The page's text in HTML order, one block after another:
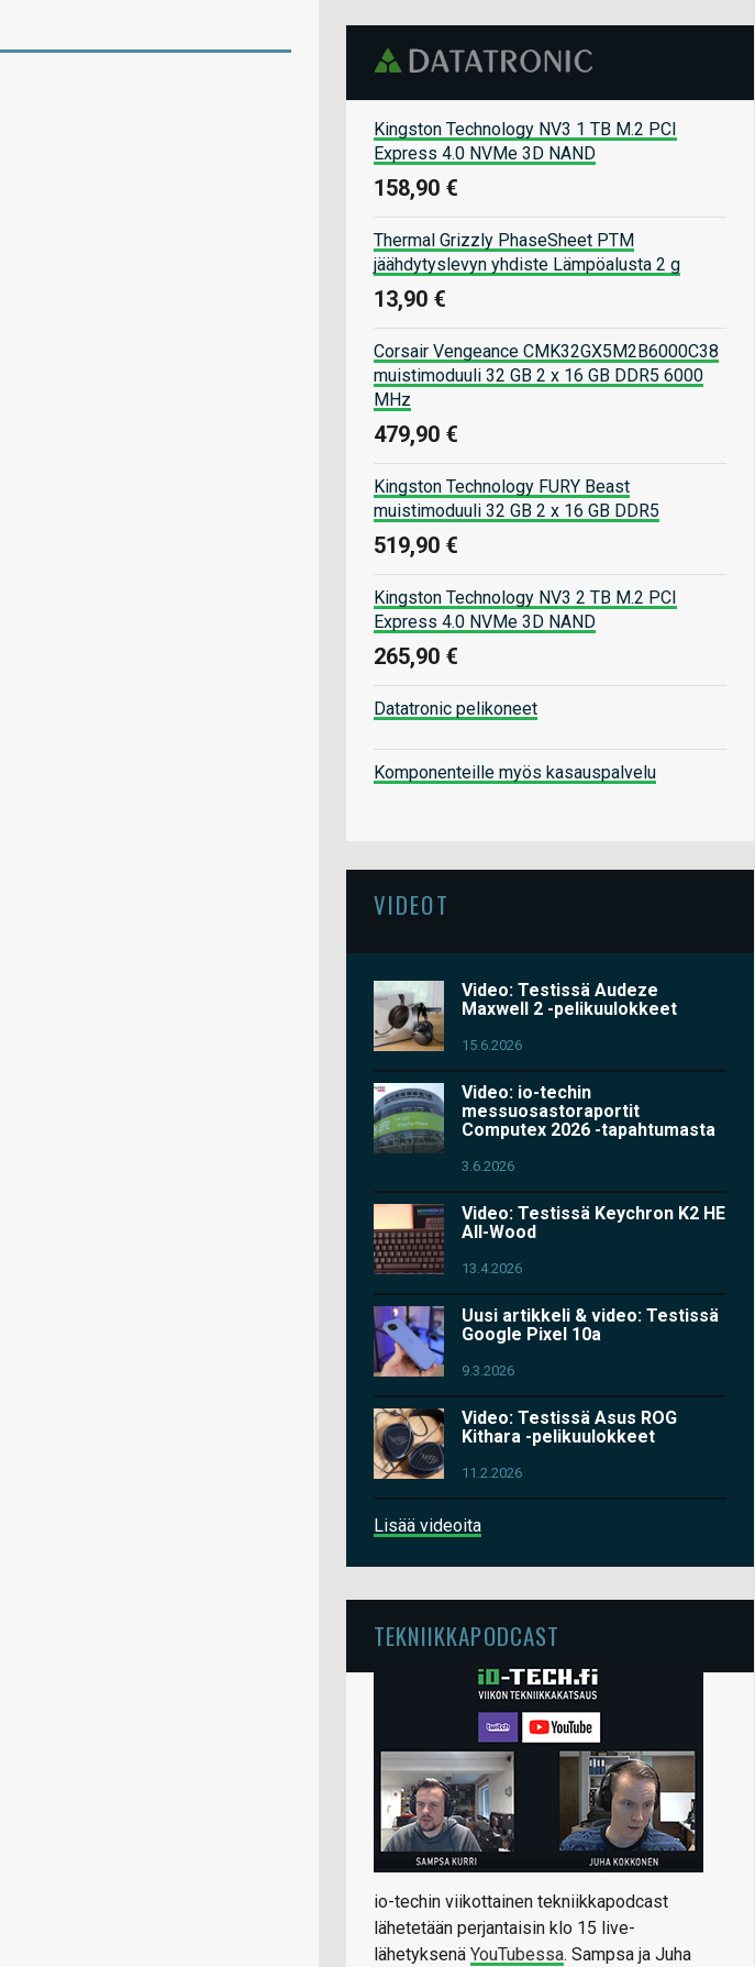
Kingston Technology NV3 1 TB M.2 PCI
Express 4.0 NVMe 3D NAND
158,90 €
Thermal Grizzly PhaseSheet PTM
jäähdytyslevyn yhdiste Lämpöalusta 2 g
13,90 €
Corsair Vengeance CMK32GX5M2B6000C38
muistimoduuli 32 GB 2 x 16 GB DDR5 6000
MHz
479,90 €
Kingston Technology FURY Beast
muistimoduuli 32 GB 2 x 16 GB DDR5
519,90 €
Kingston Technology NV3 2 TB M.2 PCI
Express 4.0 NVMe 3D NAND
265,90 €
Datatronic pelikoneet
Komponenteille myös kasauspalvelu
VIDEOT
Video: Testissä Audeze
Maxwell 2 -pelikuulokkeet
15.6.2026
Video: io-techin
messuosastoraportit
Computex 2026 -tapahtumasta
3.6.2026
Video: Testissä Keychron K2 HE
All-Wood
13.4.2026
Uusi artikkeli & video: Testissä
Google Pixel 10a
9.3.2026
Video: Testissä Asus ROG
Kithara -pelikuulokkeet
11.2.2026
Lisää videoita
TEKNIIKKAPODCAST
io-techin viikottainen tekniikkapodcast
lähetetään perjantaisin klo 15 live-
lähetyksenä YouTubessa. Sampsa ja Juha